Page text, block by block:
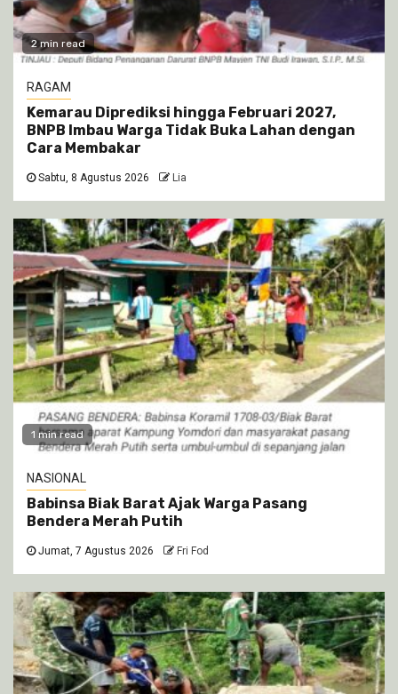
2 min read
RAGAM
Kemarau Diprediksi hingga Februari 2027,
BNPB Imbau Warga Tidak Buka Lahan dengan
Cara Membakar
Sabtu, 8 Agustus 2026 Lia
1 min read
NASIONAL
Babinsa Biak Barat Ajak Warga Pasang
Bendera Merah Putih
Jumat, 7 Agustus 2026 Fri Fod